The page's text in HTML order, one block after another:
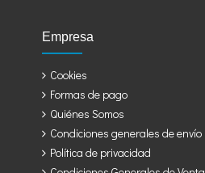
Empresa
Cookies
Formas de pago
Quiénes Somos
Condiciones generales de envío
Política de privacidad